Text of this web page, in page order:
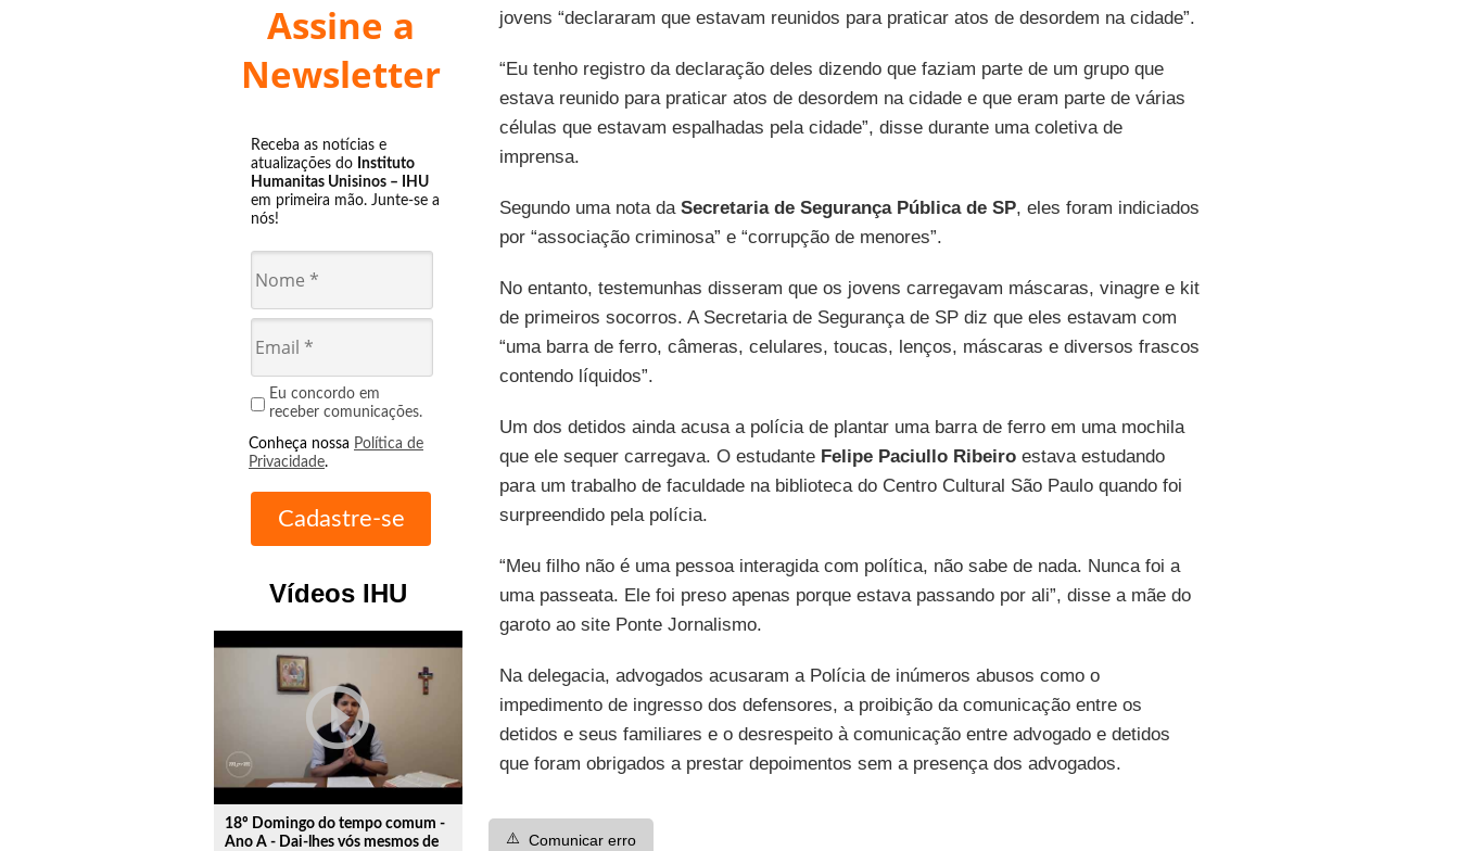
Assine a
Newsletter
Receba as notícias e
atualizações do Instituto
Humanitas Unisinos – IHU
em primeira mão. Junte-se a
nós!
Eu concordo em
receber comunicações.
Conheça nossa Política de
Privacidade.
Vídeos IHU
play_circle_outline
18º Domingo do tempo comum -
Ano A - Dai-lhes vós mesmos de
jovens “declararam que estavam reunidos para praticar atos de desordem na cidade”.
“Eu tenho registro da declaração deles dizendo que faziam parte de um grupo que
estava reunido para praticar atos de desordem na cidade e que eram parte de várias
células que estavam espalhadas pela cidade”, disse durante uma coletiva de
imprensa.
Segundo uma nota da Secretaria de Segurança Pública de SP, eles foram indiciados
por “associação criminosa” e “corrupção de menores”.
No entanto, testemunhas disseram que os jovens carregavam máscaras, vinagre e kit
de primeiros socorros. A Secretaria de Segurança de SP diz que eles estavam com
“uma barra de ferro, câmeras, celulares, toucas, lenços, máscaras e diversos frascos
contendo líquidos”.
Um dos detidos ainda acusa a polícia de plantar uma barra de ferro em uma mochila
que ele sequer carregava. O estudante Felipe Paciullo Ribeiroestava estudando
para um trabalho de faculdade na biblioteca do Centro Cultural São Paulo quando foi
surpreendido pela polícia.
“Meu filho não é uma pessoa interagida com política, não sabe de nada. Nunca foi a
uma passeata. Ele foi preso apenas porque estava passando por ali”, disse a mãe do
garoto ao site Ponte Jornalismo.
Na delegacia, advogados acusaram a Polícia de inúmeros abusos como o
impedimento de ingresso dos defensores, a proibição da comunicação entre os
detidos e seus familiares e o desrespeito à comunicação entre advogado e detidos
que foram obrigados a prestar depoimentos sem a presença dos advogados.
⚠️ Comunicar erro